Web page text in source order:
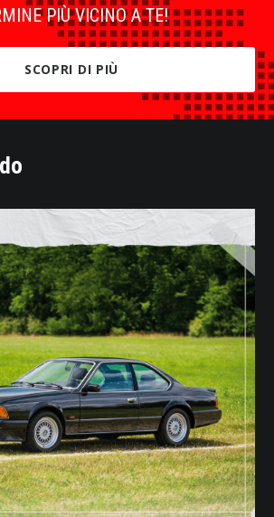
PIÙ VICINO A TE!
SCOPRI DI PIÙ